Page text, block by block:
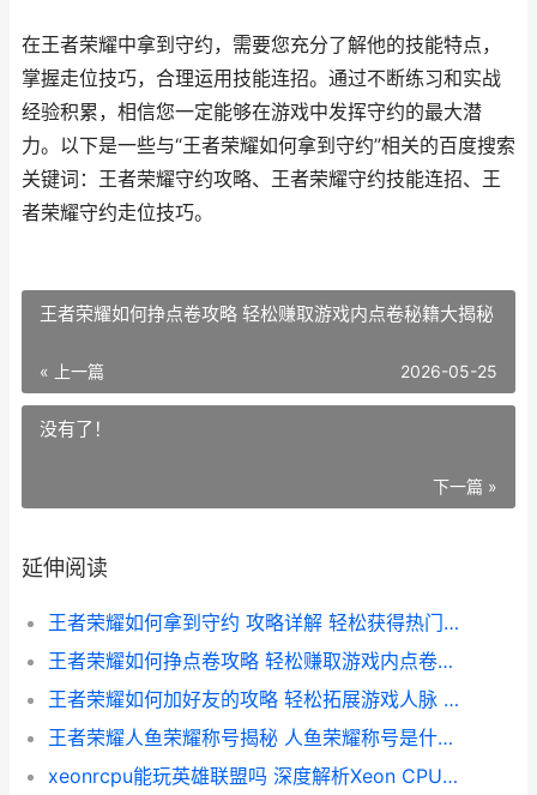
在王者荣耀中拿到守约，需要您充分了解他的技能特点，
掌握走位技巧，合理运用技能连招。通过不断练习和实战
经验积累，相信您一定能够在游戏中发挥守约的最大潜
力。以下是一些与“王者荣耀如何拿到守约”相关的百度搜索
关键词：王者荣耀守约攻略、王者荣耀守约技能连招、王
者荣耀守约走位技巧。
王者荣耀如何挣点卷攻略 轻松赚取游戏内点卷秘籍大揭秘
« 上一篇 2026-05-25
没有了！
下一篇 »
延伸阅读
王者荣耀如何拿到守约 攻略详解 轻松获得热门英雄
王者荣耀如何挣点卷攻略 轻松赚取游戏内点卷秘籍大揭秘
王者荣耀如何加好友的攻略 轻松拓展游戏人脉 畅享社交乐趣
王者荣耀人鱼荣耀称号揭秘 人鱼荣耀称号是什么 带你领略独特荣耀风采
xeonrcpu能玩英雄联盟吗 深度解析Xeon CPU在英雄联盟游戏中的性能表现